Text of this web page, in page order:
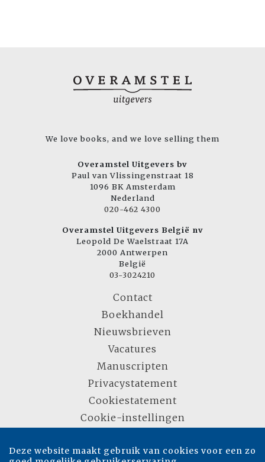
We love books, and we love selling them
Overamstel Uitgevers bv
Paul van Vlissingenstraat 18
1096 BK Amsterdam
Nederland
020-462 4300
Overamstel Uitgevers België nv
Leopold De Waelstraat 17A
2000 Antwerpen
België
03-3024210
Contact
Boekhandel
Nieuwsbrieven
Vacatures
Manuscripten
Privacystatement
Cookiestatement
Cookie-instellingen
Copyright © 2007-2026 Overamstel Uitgevers - Alle rechten voorbehouden -
Deze website maakt gebruik van cookies voor een zo